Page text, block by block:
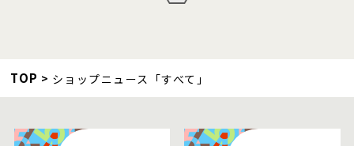
TOP ショップニュース「すべて」